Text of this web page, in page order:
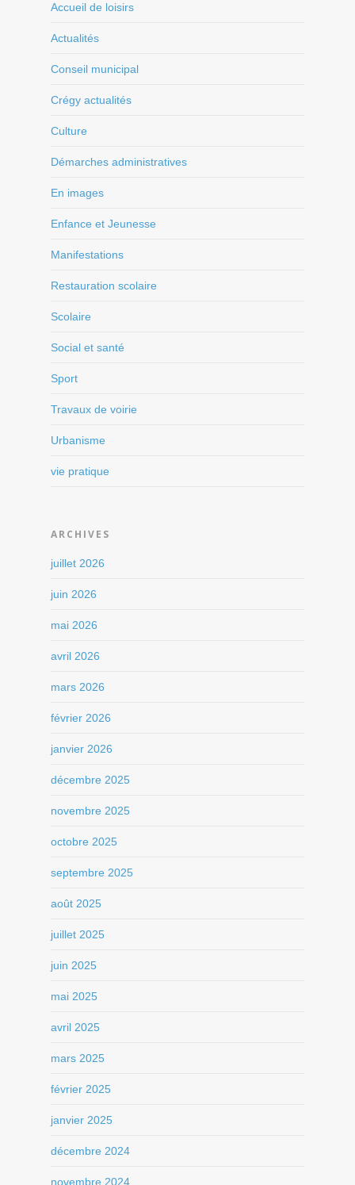
Accueil de loisirs
Actualités
Conseil municipal
Crégy actualités
Culture
Démarches administratives
En images
Enfance et Jeunesse
Manifestations
Restauration scolaire
Scolaire
Social et santé
Sport
Travaux de voirie
Urbanisme
vie pratique
ARCHIVES
juillet 2026
juin 2026
mai 2026
avril 2026
mars 2026
février 2026
janvier 2026
décembre 2025
novembre 2025
octobre 2025
septembre 2025
août 2025
juillet 2025
juin 2025
mai 2025
avril 2025
mars 2025
février 2025
janvier 2025
décembre 2024
novembre 2024